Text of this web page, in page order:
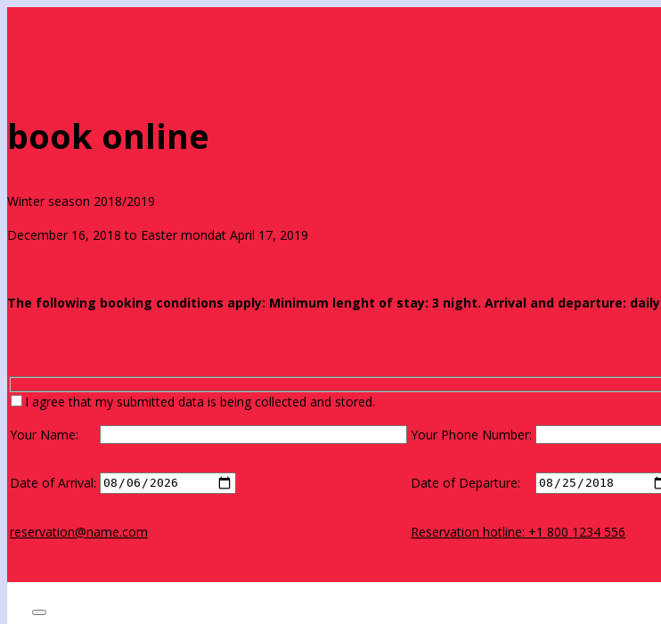
book online
Winter season 2018/2019
December 16, 2018 to Easter mondat April 17, 2019
The following booking conditions apply: Minimum lenght of stay: 3 night. Arrival and departure: daily
I agree that my submitted data is being collected and stored.
Your Name:
Your Phone Number:
Date of Arrival: Date of Departure:
reservation@name.com Reservation hotline: +1 800 1234 556